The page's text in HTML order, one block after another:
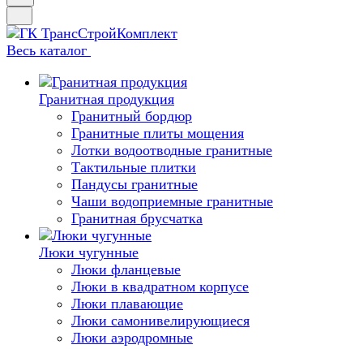
Весь каталог
Гранитная продукция
Гранитный бордюр
Гранитные плиты мощения
Лотки водоотводные гранитные
Тактильные плитки
Пандусы гранитные
Чаши водоприемные гранитные
Гранитная брусчатка
Люки чугунные
Люки фланцевые
Люки в квадратном корпусе
Люки плавающие
Люки самонивелирующиеся
Люки аэродромные